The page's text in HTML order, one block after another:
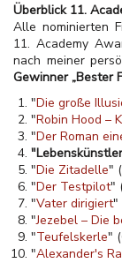
Überblick 11.
Alle nominierten
11. Academy
nach meiner
Gewinner „Bester
"Die große
"Robin Hood –
"Der Roman
"Die Zitadelle"
"Der Testpilot"
"Vater dirigiert"
"Jezebel – Die
"Teufelskerle"
"Alexander's